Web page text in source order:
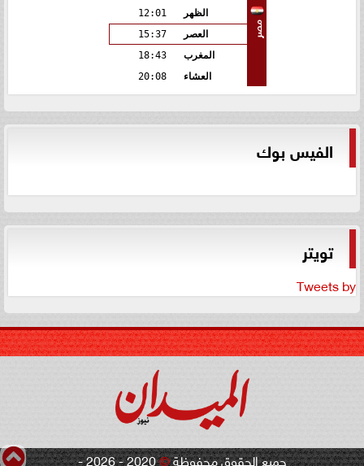
مصر
الظهر
12:01
العصر
15:37
المغرب
18:43
العشاء
20:08
الفيس بوك
تويتر
Tweets by
جميع الحقوق محفوظة©
2020 - 2026 -